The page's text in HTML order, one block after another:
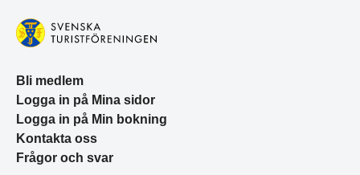
Bli medlem
Logga in på Mina sidor
Logga in på Min bokning
Kontakta oss
Frågor och svar